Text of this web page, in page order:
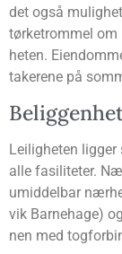
det også
tørke­trom­mel
he­ten.
take­rene på
Lei­lig­he­ten
alle fasi­li­te­ter.
umid­del­bar
vik Barne­hage)
nen med